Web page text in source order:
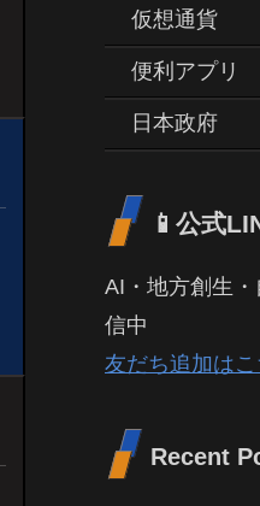
仮想通貨
便利アプリ
日本政府
📱公式
AI・地方創生
信中
友だち追加はこ
Recent